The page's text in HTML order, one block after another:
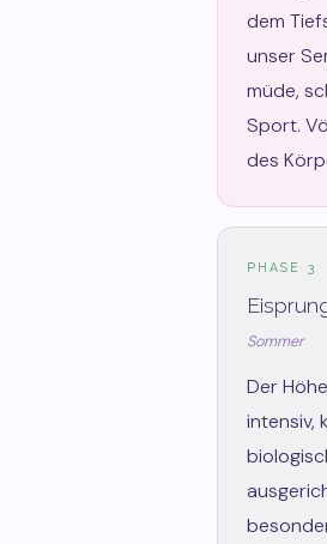
dem
unser
müde,
Sport.
des
PHASE 3
Sommer
Der
intensiv,